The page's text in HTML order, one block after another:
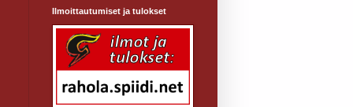
Ilmoittautumiset ja tulokset